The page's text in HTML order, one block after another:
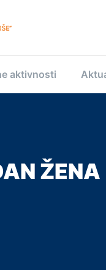
aktivnosti
ŽENA